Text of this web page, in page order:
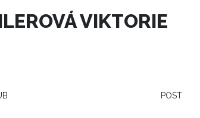
VIKTORIE
POST